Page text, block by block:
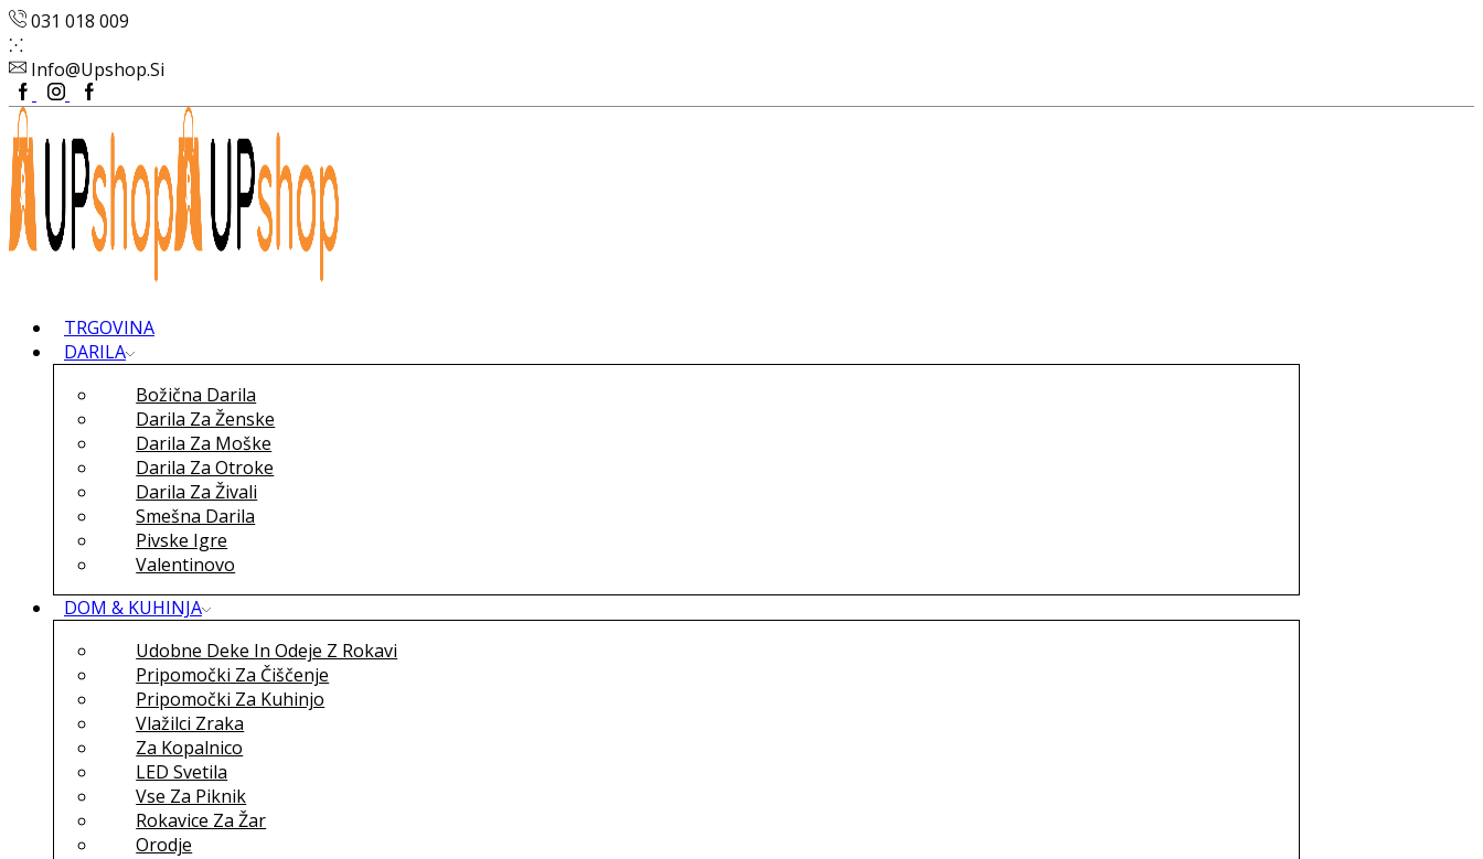
031 018 009
Info@upshop.si
Facebook
Instagram
Google
TRGOVINA
DARILA
Božična Darila
Darila Za Ženske
Darila Za Moške
Darila Za Otroke
Darila Za Živali
Smešna Darila
Pivske Igre
Valentinovo
DOM & KUHINJA
Udobne Deke In Odeje Z Rokavi
Pripomočki Za Čiščenje
Pripomočki Za Kuhinjo
Vlažilci Zraka
Za Kopalnico
LED Svetila
Vse Za Piknik
Rokavice Za Žar
Orodje